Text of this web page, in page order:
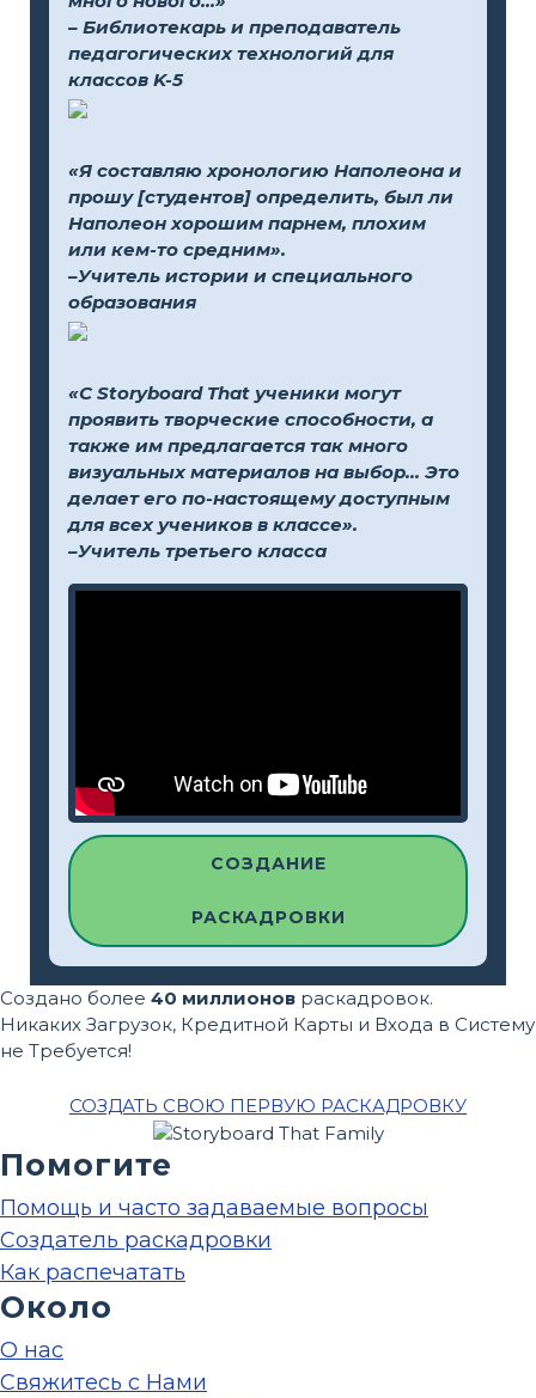
– Библиотекарь и преподаватель
педагогических технологий для
классов K-5
«Я составляю хронологию Наполеона и
прошу [студентов] определить, был ли
Наполеон хорошим парнем, плохим
или кем-то средним».
–Учитель истории и специального
образования
«С Storyboard That ученики могут
проявить творческие способности, а
также им предлагается так много
визуальных материалов на выбор... Это
делает его по-настоящему доступным
для всех учеников в классе».
–Учитель третьего класса
СОЗДАНИЕ
РАСКАДРОВКИ
Создано более 40 миллионов раскадровок.
Никаких Загрузок, Кредитной Карты и Входа в Систему
не Требуется!
СОЗДАТЬ СВОЮ ПЕРВУЮ РАСКАДРОВКУ
Помогите
Помощь и часто задаваемые вопросы
Создатель раскадровки
Как распечатать
Около
О нас
Свяжитесь с Нами